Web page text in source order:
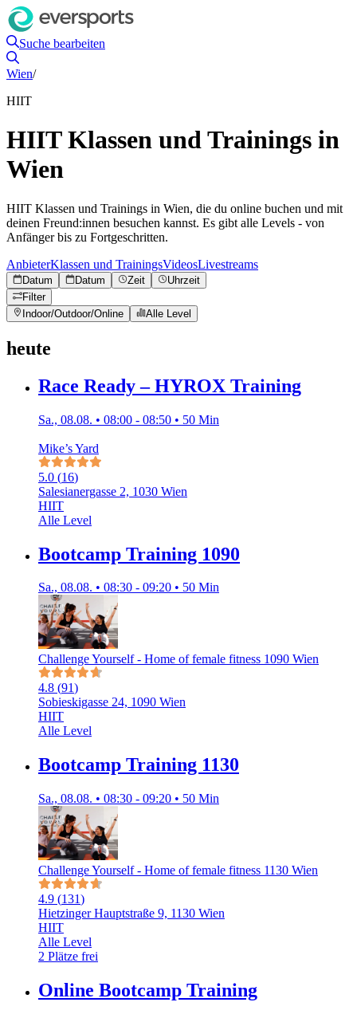
Suche bearbeiten
Wien/
HIIT
HIIT Klassen und Trainings in
Wien
HIIT Klassen und Trainings in Wien, die du online buchen und mit
deinen Freund:innen besuchen kannst. Es gibt alle Levels - von
Anfänger bis zu Fortgeschritten.
AnbieterKlassen und TrainingsVideosLivestreams
Datum Datum Zeit
Uhrzeit
Filter
Indoor/Outdoor/Online
Alle Level
heute
Race Ready – HYROX Training
Sa., 08.08. • 08:00 - 08:50 • 50 Min
Mike’s Yard
5.0 (16)
Salesianergasse 2, 1030 Wien
HIIT
Alle Level
Bootcamp Training 1090
Sa., 08.08. • 08:30 - 09:20 • 50 Min
Challenge Yourself - Home of female fitness 1090 Wien
4.8 (91)
Sobieskigasse 24, 1090 Wien
HIIT
Alle Level
Bootcamp Training 1130
Sa., 08.08. • 08:30 - 09:20 • 50 Min
Challenge Yourself - Home of female fitness 1130 Wien
4.9 (131)
Hietzinger Hauptstraße 9, 1130 Wien
HIIT
Alle Level
2 Plätze frei
Online Bootcamp Training